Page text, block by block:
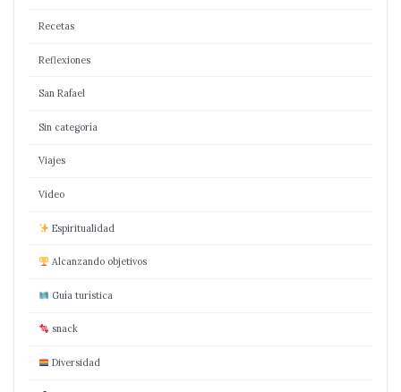
Recetas
Reflexiones
San Rafael
Sin categoría
Viajes
Video
Espiritualidad
Alcanzando objetivos
Guía turística
snack
Diversidad